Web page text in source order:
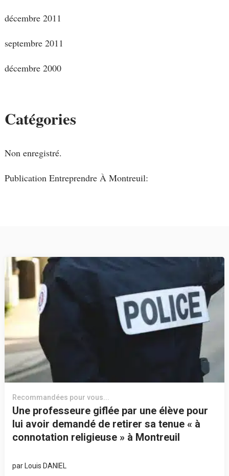
décembre 2011
septembre 2011
décembre 2000
Catégories
Non enregistré.
Publication Entreprendre À Montreuil:
Recommandées pour vous...
Une professeure giflée par une élève pour
lui avoir demandé de retirer sa tenue « à
connotation religieuse » à Montreuil
par Louis DANIEL